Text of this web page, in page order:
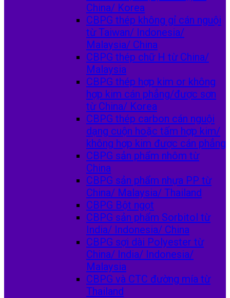
China/ Korea
CBPG thép không gỉ cán nguội
từ Taiwan/ Indonesia/
Malaysia/ China
CBPG thép chữ H từ China/
Malaysia
CBPG thép hợp kim or không
hợp kim cán phẳng/được sơn
từ China/ Korea
CBPG thép carbon cán nguội
dạng cuộn hoặc tấm hợp kim/
không hợp kim được cán phẳng
CBPG sản phẩm nhôm từ
China
CBPG sản phẩm nhựa PP từ
China/ Malaysia/ Thailand
CBPG Bột ngọt
CBPG sản phẩm Sorbitol từ
India/ Indonesia/ China
CBPG sợi dài Polyester từ
China/ India/ Indonesia/
Malaysia
CBPG và CTC đường mía từ
Thailand